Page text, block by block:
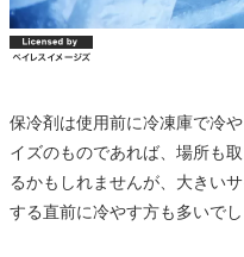
保冷剤は使用前に冷凍庫で冷
イズのものであれば、場所も
るかもしれませんが、大きい
する直前に冷やす方も多いでし